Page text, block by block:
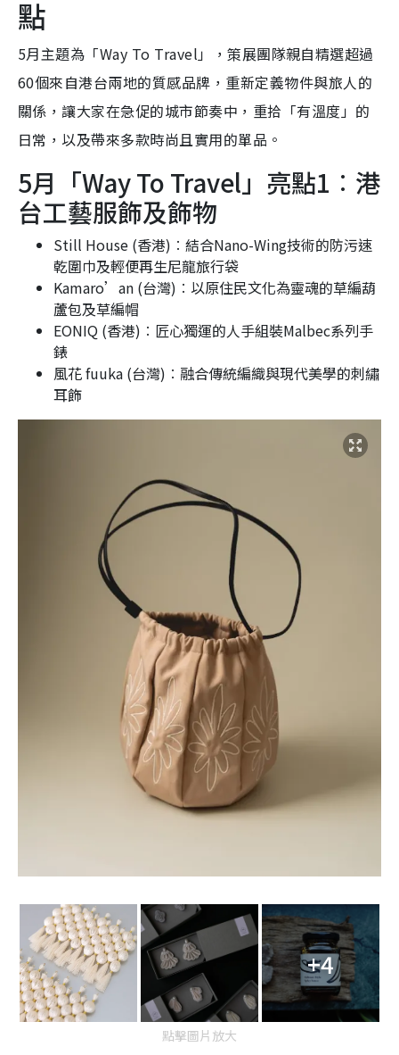
點
5月主題為「Way To Travel」，策展團隊親自精選超過
60個來自港台兩地的質感品牌，重新定義物件與旅人的
關係，讓大家在急促的城市節奏中，重拾「有溫度」的
日常，以及帶來多款時尚且實用的單品。
5月「Way To Travel」亮點1︰港
台工藝服飾及飾物
Still House (香港)︰結合Nano-Wing技術的防污速
乾圍巾及輕便再生尼龍旅行袋
Kamaro’an (台灣)︰以原住民文化為靈魂的草編葫
蘆包及草編帽
EONIQ (香港)︰匠心獨運的人手組裝Malbec系列手
錶
風花 fuuka (台灣)︰融合傳統編織與現代美學的刺繡
耳飾
+4
點擊圖片放大